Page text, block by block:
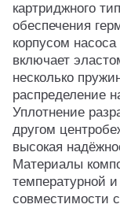
картриджного
обеспечения
корпусом насоса
включает
несколько
распределение
Уплотнение
другом
высокая
Материалы
температурной
совместимости